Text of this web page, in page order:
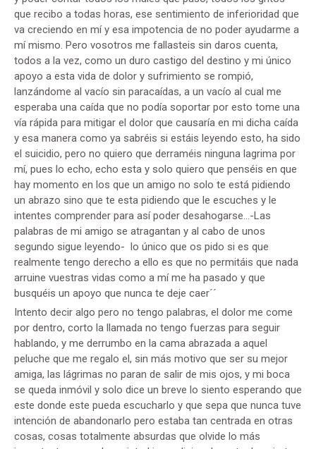
que recibo a todas horas, ese sentimiento de inferioridad que
va creciendo en mí y esa impotencia de no poder ayudarme a
mí mismo. Pero vosotros me fallasteis sin daros cuenta,
todos a la vez, como un duro castigo del destino y mi único
apoyo a esta vida de dolor y sufrimiento se rompió,
lanzándome al vacío sin paracaídas, a un vacío al cual me
esperaba una caída que no podía soportar por esto tome una
vía rápida para mitigar el dolor que causaría en mi dicha caída
y esa manera como ya sabréis si estáis leyendo esto, ha sido
el suicidio, pero no quiero que derraméis ninguna lagrima por
mí, pues lo echo, echo esta y solo quiero que penséis en que
hay momento en los que un amigo no solo te está pidiendo
un abrazo sino que te esta pidiendo que le escuches y le
intentes comprender para así poder desahogarse…-Las
palabras de mi amigo se atragantan y al cabo de unos
segundo sigue leyendo- lo único que os pido si es que
realmente tengo derecho a ello es que no permitáis que nada
arruine vuestras vidas como a mí me ha pasado y que
busquéis un apoyo que nunca te deje caer´´
Intento decir algo pero no tengo palabras, el dolor me come
por dentro, corto la llamada no tengo fuerzas para seguir
hablando, y me derrumbo en la cama abrazada a aquel
peluche que me regalo el, sin más motivo que ser su mejor
amiga, las lágrimas no paran de salir de mis ojos, y mi boca
se queda inmóvil y solo dice un breve lo siento esperando que
este donde este pueda escucharlo y que sepa que nunca tuve
intención de abandonarlo pero estaba tan centrada en otras
cosas, cosas totalmente absurdas que olvide lo más